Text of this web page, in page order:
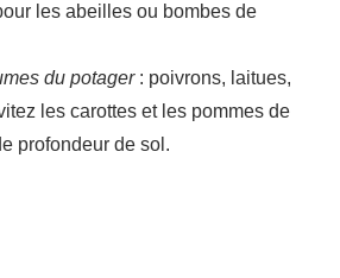
les abeilles ou bombes de
du potager: poivrons, laitues,
les carottes et les pommes de
profondeur de sol.